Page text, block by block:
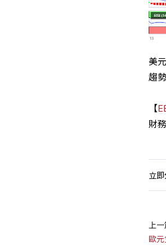
美
趨
【
財
立
上一
歐